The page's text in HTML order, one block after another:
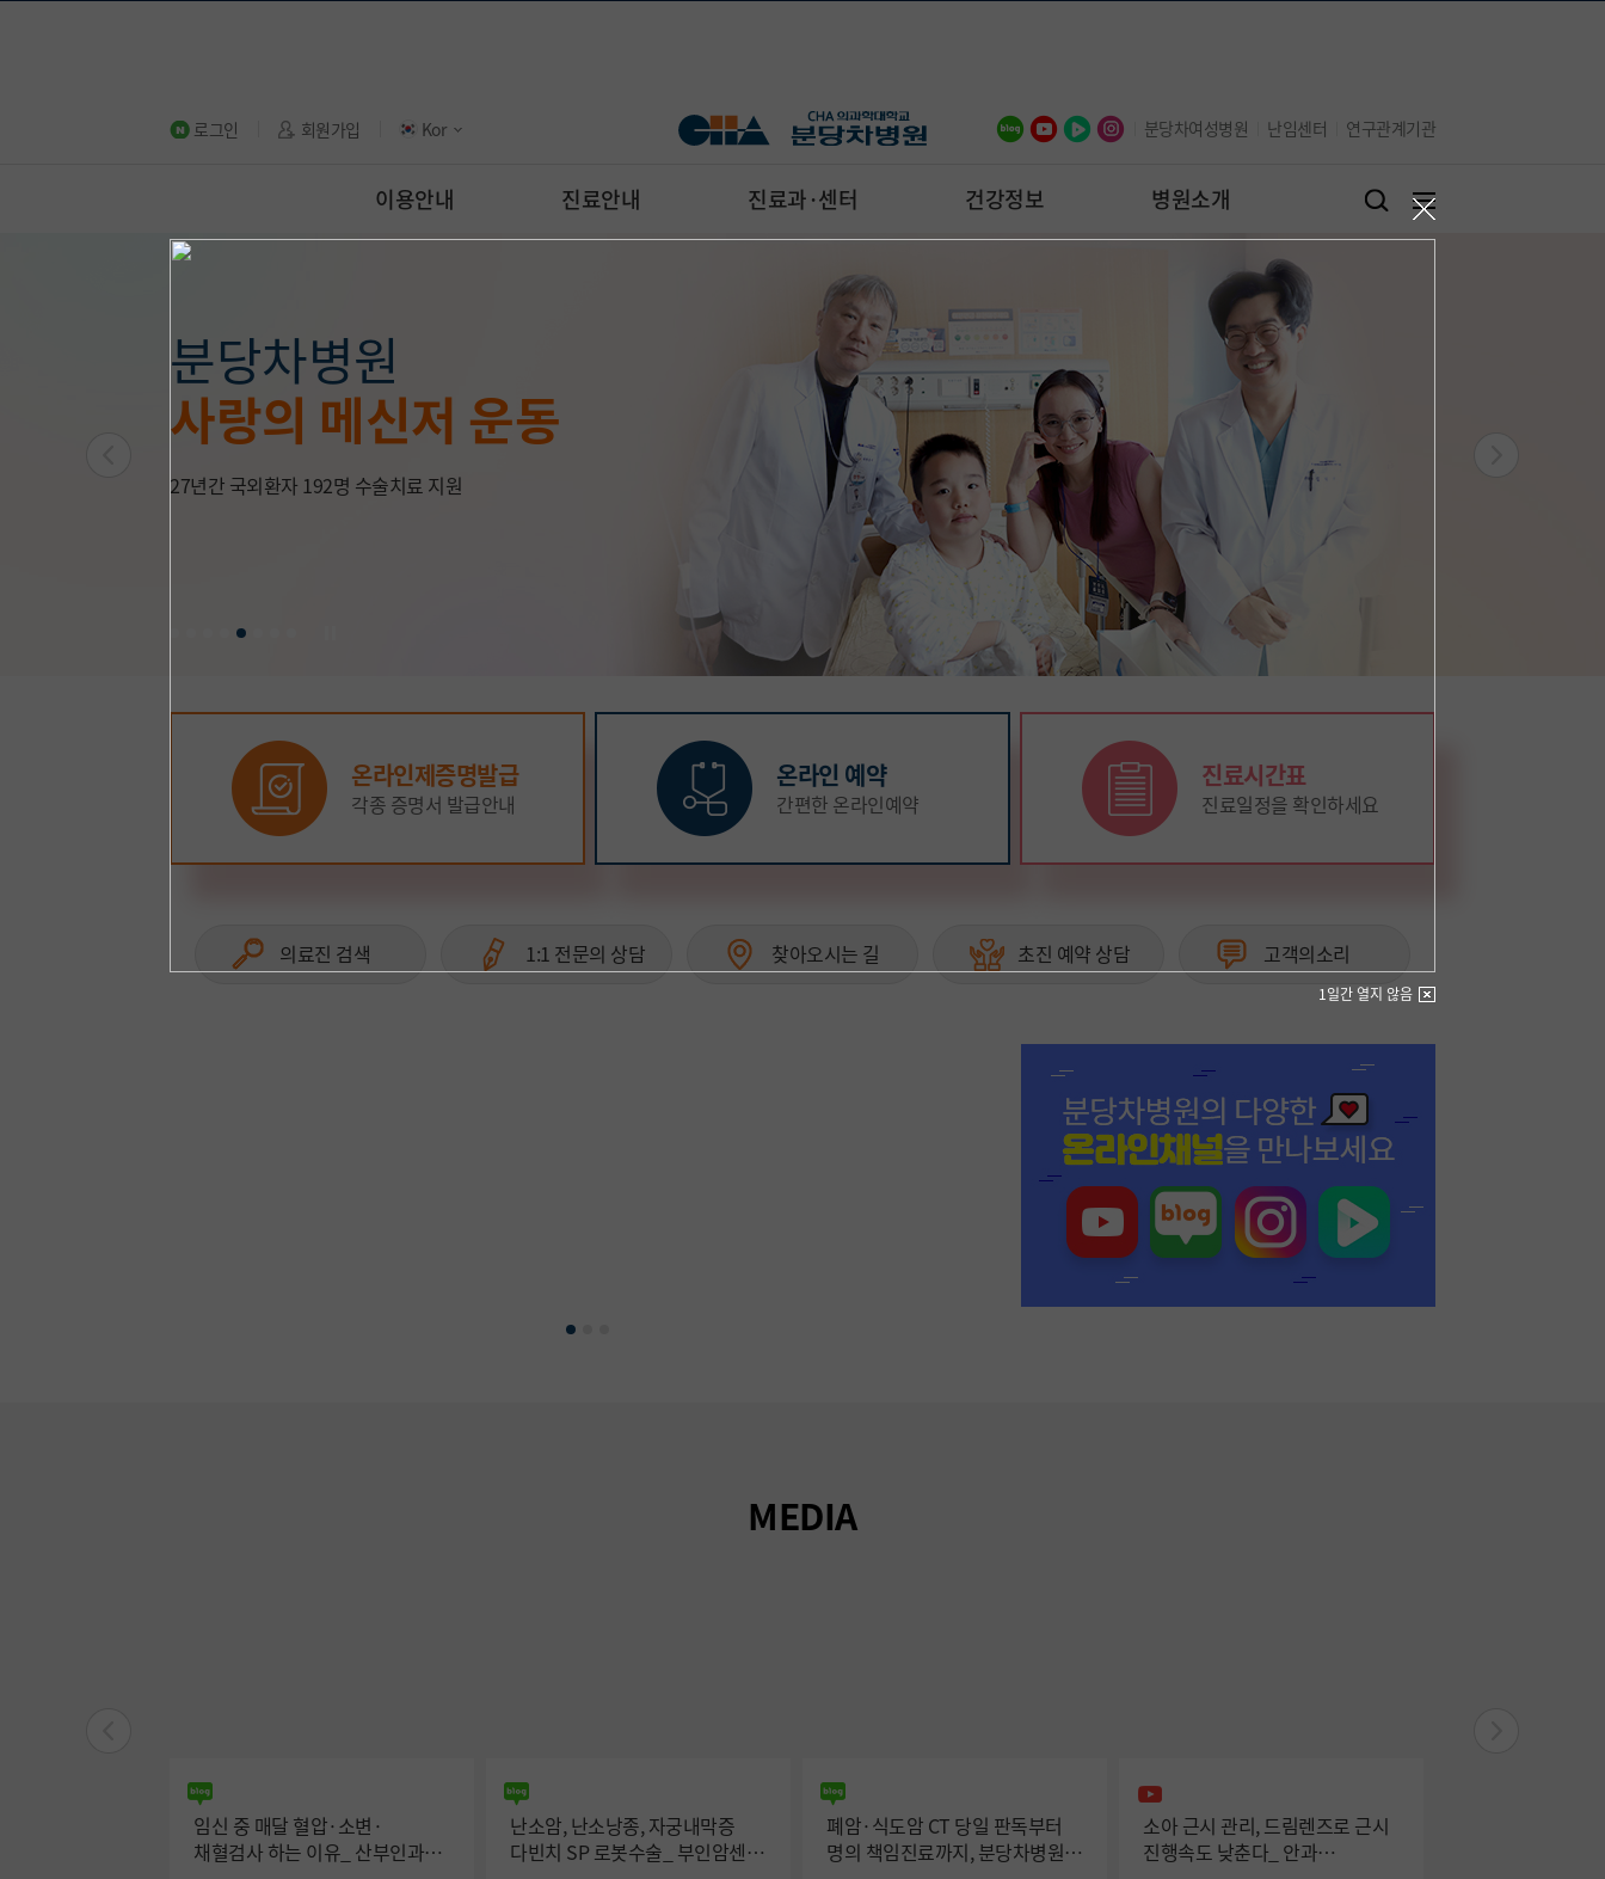
1일간 열지 않음
로그인 회원가입 Kor 분당차여성병원 난임센터 연구관계기관
이용안내 진료안내 진료과·센터 건강정보 병원소개
국내 여성 암 치료를
선도하는 차병원
부인과 질환 로봇수술 1만 5천례
폐암·식도암 최고 명의 진료
‘항암 치료’ 혈액종양내과 김주항 교수
‘수술 대가’ 폐식도센터 심영목 교수
차병원 유방암센터
국내 ‘톱4’ 병원 우뚝
유방암 수술 1천 5백례 달성
분당차병원 로봇수술센터
정교하고 미세한 고난도 암 수술
로봇수술 프로토콜 개발로 수술 가능 범위 확대
분당차병원
사랑의 메신저 운동
27년간 국외환자 192명 수술치료 지원
보건복지부 응급의료기관 평가
최우수등급 획득
21명의 교수진이 365일 24시간 응급진료를 책임집니다.
보건복지부 지정
소아전문 응급의료센터
응급의학과, 소아청소년과 전문의 24시간 진료
분당차병원
공식 유튜브 채널
분당차병원 의료진이 전해주는 쉽고 유익한 건강 정보를
온라인제증명발급
각종 증명서 발급안내
온라인 예약
간편한 온라인예약
진료시간표
진료일정을 확인하세요
의료진 검색 1:1 전문의 상담 찾아오시는 길 초진 예약 상담 고객의소리
MEDIA
임신 중 매달 혈압·소변·
채혈검사 하는 이유_ 산부인과
난소암, 난소낭종, 자궁내막증
다빈치 SP 로봇수술_ 부인암센터
폐암·식도암 CT 당일 판독부터
명의 책임진료까지, 분당차병원
소아 근시 관리, 드림렌즈로 근시
진행속도 낮춘다_ 안과